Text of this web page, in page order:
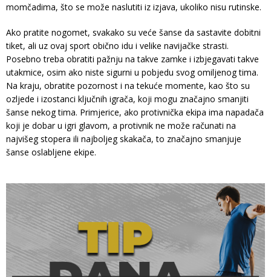
momčadima, što se može naslutiti iz izjava, ukoliko nisu rutinske.
Ako pratite nogomet, svakako su veće šanse da sastavite dobitni
tiket, ali uz ovaj sport obično idu i velike navijačke strasti.
Posebno treba obratiti pažnju na takve zamke i izbjegavati takve
utakmice, osim ako niste sigurni u pobjedu svog omiljenog tima.
Na kraju, obratite pozornost i na tekuće momente, kao što su
ozljede i izostanci ključnih igrača, koji mogu značajno smanjiti
šanse nekog tima. Primjerice, ako protivnička ekipa ima napadača
koji je dobar u igri glavom, a protivnik ne može računati na
najvišeg stopera ili najboljeg skakača, to značajno smanjuje
šanse oslabljene ekipe.